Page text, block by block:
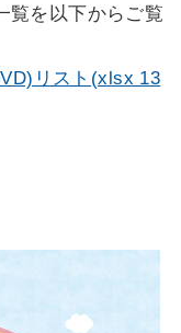
覧を以下からご覧
リスト(xlsx 13